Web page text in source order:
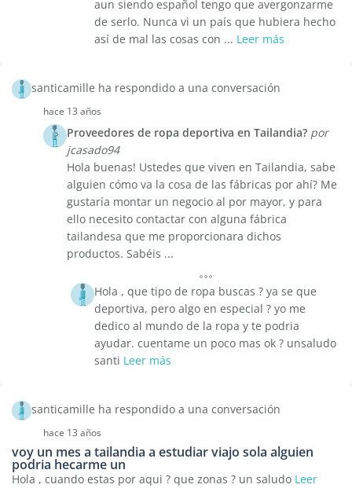
aun siendo español tengo que avergonzarme
de serlo. Nunca vi un país que hubiera hecho
así de mal las cosas con ... Leer más
santicamille ha respondido a una conversación
hace 13 años
Proveedores de ropa deportiva en Tailandia? por
jcasado94
Hola buenas! Ustedes que viven en Tailandia, sabe
alguien cómo va la cosa de las fábricas por ahí? Me
gustaría montar un negocio al por mayor, y para
ello necesito contactar con alguna fábrica
tailandesa que me proporcionara dichos
productos. Sabéis ...
Hola , que tipo de ropa buscas ? ya se que
deportiva, pero algo en especial ? yo me
dedico al mundo de la ropa y te podria
ayudar. cuentame un poco mas ok ? unsaludo
santi Leer más
santicamille ha respondido a una conversación
hace 13 años
voy un mes a tailandia a estudiar viajo sola alguien
podria hecarme un
Hola , cuando estas por aqui ? que zonas ? un saludo Leer